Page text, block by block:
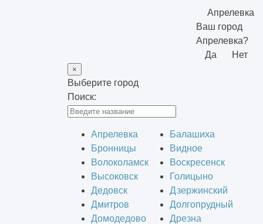
Апрелевка
Ваш город
Апрелевка?
Да
Нет
×
Выберите город
Поиск:
Апрелевка
Балашиха
Бронницы
Видное
Волоколамск
Воскресенск
Высоковск
Голицыно
Дедовск
Дзержинский
Дмитров
Долгопрудный
Домодедово
Дрезна